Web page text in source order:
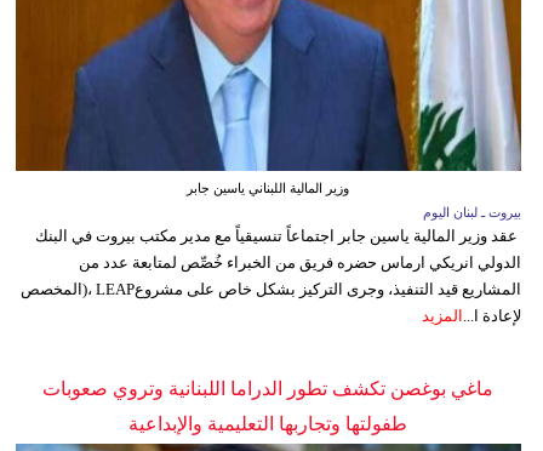
وزير المالية اللبناني ياسين جابر
بيروت ـ لبنان اليوم
عقد وزير المالية ياسين جابر اجتماعاً تنسيقياً مع مدير مكتب بيروت في البنك
الدولي انريكي ارماس حضره فريق من الخبراء خُصِّص لمتابعة عدد من
المشاريع قيد التنفيذ، وجرى التركيز بشكل خاص على مشروعLEAP ،(المخصص
لإعادة ا... المزيد
ماغي بوغصن تكشف تطور الدراما اللبنانية وتروي صعوبات
طفولتها وتجاربها التعليمية والإبداعية